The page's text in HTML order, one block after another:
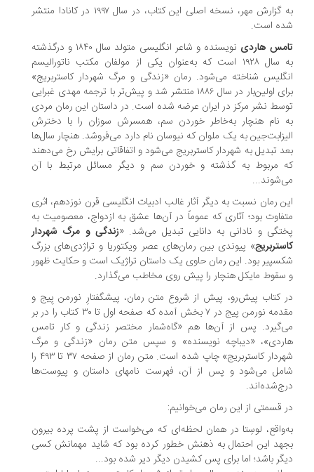
به گزارش مهر، نسخه اصلی این کتاب، در سال ۱۹۹۷ در کانادا منتشر
است.
هاردی
نویسنده و شاعر انگلیسی متولد سال ۱۸۴۰ و درگذشته
به سال ۱۹۲۸ است که به‌عنوان یکی از مولفان مکتب ناتورالیسم
شناخته می‌شود. رمان «زندگی و مرگ شهردار کاستربریج»
برای اولین‌بار در سال ۱۸۸۶ منتشر شد و پیش‌تر با ترجمه مهدی غبرایی
نشر مرکز در ایران عرضه شده است. در داستان این رمان مردی
نام هنچار به‌خاطر خوردن سم، همسرش سوزان را با دخترش
به یک ملوان که نیوسان نام دارد می‌فروشد. هنچار سال‌ها
تبدیل به شهردار کاستربریج می‌شود و اتفاقاتی برایش رخ می‌دهند
مربوط به گذشته و خوردن سم و دیگر مسائل مرتبط با آن
رمان نسبت به دیگر آثار غالب ادبیات انگلیسی قرن نوزدهم، اثری
بود؛ آثاری که عموماً در آن‌ها عشق به ازدواج، معصومیت به
و نادانی به دانایی تبدیل می‌شد. «زندگی و مرگ شهردار
» پیوندی بین رمان‌های عصر ویکتوریا و تراژدی‌های بزرگ
بود. این رمان حاوی یک داستان تراژیک است و حکایت ظهور
مایکل هنچار را پیش روی مخاطب می‌گذارد.
کتاب پیش‌رو، پیش از شروع متن رمان، پیشگفتارِ نورمن پِیج و
مقدمه نورمن پیج در ۷ بخش آمده که صفحه اول تا ۳۰ کتاب را در بر
پس از آن‌ها هم «گاه‌شمار مختصر زندگی و کار تامس
«دیباچه نویسنده» و سپس متن رمان «زندگی و مرگ
شهردار کاستربریج» چاپ شده است. متن رمان از صفحه ۳۷ تا ۴۹۳ را
می‌شود و پس از آن، فهرست نامهای داستان و پیوست‌ها
قسمتی از این رمان می‌خوانیم:
لوسِتا در همان لحظه‌ای که می‌خواست از پشت پرده بیرون
این احتمال به ذهنش خطور کرده بود که شاید مهمانش کسی
باشد؛ اما برای پس کشیدن دیگر دیر شده بود...